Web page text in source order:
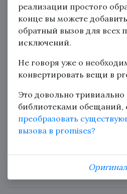
реализации простого
конце вы можете
обратный вызов для всех
исключений.
Не говоря уже о
конвертировать вещи в
Это довольно
библиотеками обещаний,
преобразовать
вызова в promises?